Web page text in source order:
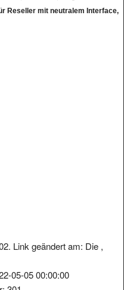
Reseller mit neutralem Interface,
Link geändert am: Die ,
05-05 00:00:00